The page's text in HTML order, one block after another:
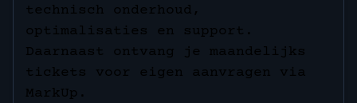
technisch onderhoud,
optimalisaties en support.
Daarnaast ontvang je maandelijks
tickets voor eigen aanvragen via
MarkUp.